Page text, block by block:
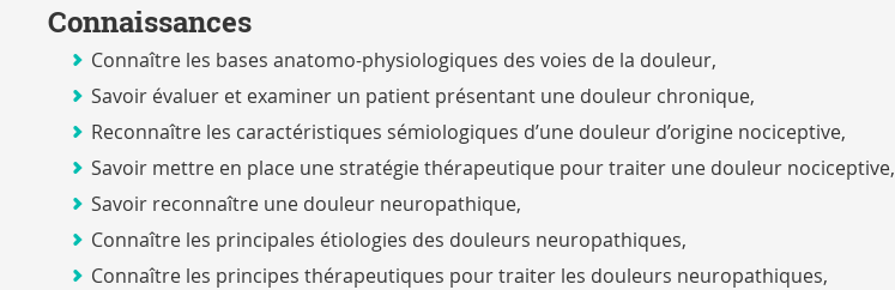
Connaissances
Connaître les bases anatomo-physiologiques des voies de la douleur,
Savoir évaluer et examiner un patient présentant une douleur chronique,
Reconnaître les caractéristiques sémiologiques d’une douleur d’origine nociceptive,
Savoir mettre en place une stratégie thérapeutique pour traiter une douleur nociceptive,
Savoir reconnaître une douleur neuropathique,
Connaître les principales étiologies des douleurs neuropathiques,
Connaître les principes thérapeutiques pour traiter les douleurs neuropathiques,